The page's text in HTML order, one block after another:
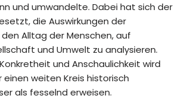
und umwandelte. Dabei hat sich der
die Auswirkungen der
Alltag der Menschen, auf
und Umwelt zu analysieren.
und Anschaulichkeit wird
einen weiten Kreis historisch
als fesselnd erweisen.